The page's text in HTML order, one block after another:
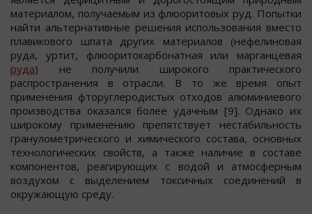
материалом, получаемым из флюоритовых руд. Попытки
найти альтернативные решения использования вместо
плавикового шпата других материалов (нефелиновая
руда, уртит, флюоритокарбонатная или марганцевая
руда) не получили широкого практического
распространения в отрасли. В то же время опыт
применения фторуглеродистых отходов алюминиевого
производства оказался более удачным [9]. Однако их
широкому применению препятствует нестабильность
гранулометрического и химического состава, основных
технологических свойств, а также наличие в составе
компонентов, реагирующих с водой и атмосферным
воздухом с выделением токсичных соединений в
окружающую среду.